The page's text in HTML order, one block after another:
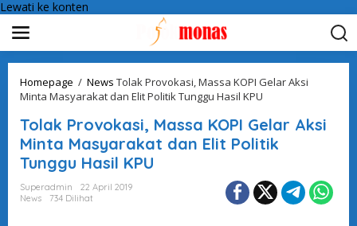
Lewati ke konten
Homepage / News Tolak Provokasi, Massa KOPI Gelar Aksi
Minta Masyarakat dan Elit Politik Tunggu Hasil KPU
Tolak Provokasi, Massa KOPI Gelar Aksi
Minta Masyarakat dan Elit Politik
Tunggu Hasil KPU
Superadmin
22 April 2019
News
734 Dilihat